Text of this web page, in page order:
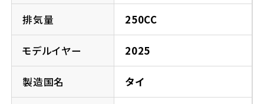
法人向けサービス
お問い合わせ
排気量 250CC
モデルイヤー 2025
製造国名 タイ
福島県
ホンダドリーム 郡山
ホンダドリーム 葛飾
ホンダドリーム 大田
ホンダドリーム 立川
ホンダドリーム 一宮
ホンダドリーム 豊橋
ホンダドリーム 名古屋上小田井
ホンダドリーム 豊中
京都府
徳島県
ホンダドリーム 徳島
ホンダドリーム 福岡西
熊本県